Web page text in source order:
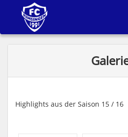
Highlights aus der Saison 15 / 16